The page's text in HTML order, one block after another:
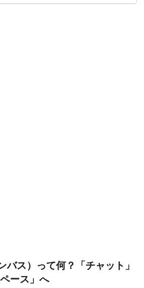
ス）って何？「チャット」
ース」へ